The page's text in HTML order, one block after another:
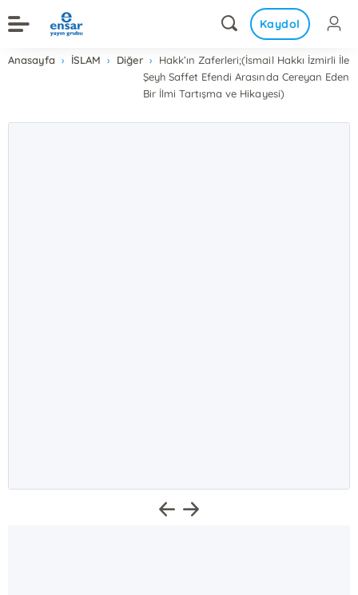
Kaydol
Anasayfa İSLAM Diğer
Hakk’ın Zaferleri;(İsmail Hakkı İzmirli İle
Şeyh Saffet Efendi Arasında Cereyan Eden
Bir İlmi Tartışma ve Hikayesi)